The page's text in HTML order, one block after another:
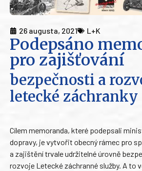
26 augusta, 2021 L+K
Podepsáno
pro zajišťování
bezpečnosti a
letecké záchranky
Cílem memoranda, které podepsali
dopravy, je vytvořit obecný rámec pro
a zajištění trvale udržitelné úrovně
rozvoje Letecké záchranné služby. A to